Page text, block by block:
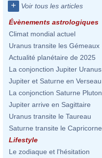
+ Voir tous les articles
Évènements astrologiques
Climat mondial actuel
Uranus transite les Gémeaux
Actualité planétaire de 2025
La conjonction Jupiter Uranus
Jupiter et Saturne en Verseau
La conjonction Saturne Pluton
Jupiter arrive en Sagittaire
Uranus transite le Taureau
Saturne transite le Capricorne
Lifestyle
Le zodiaque et l'hésitation